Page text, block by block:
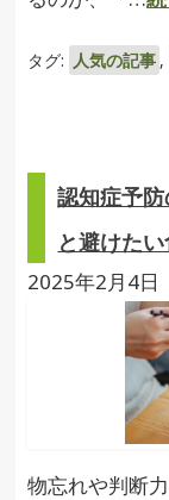
タグ: 人気の記事 ,
認知症予
と避けた
2025年2月4日
物忘れや判断